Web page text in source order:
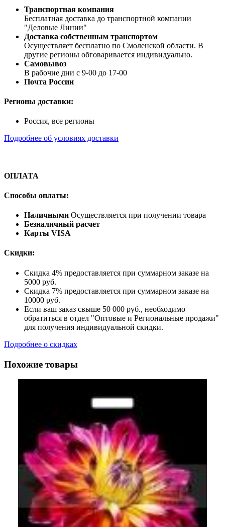
Транспортная компания
Бесплатная доставка до транспортной компании
"Деловые Линии"
Доставка собственным транспортом
Осуществляет бесплатно по Смоленской области. В
другие регионы обговаривается индивидуально.
Самовывоз
В рабочие дни с 9-00 до 17-00
Почта России
Регионы доставки:
Россия, все регионы
Подробнее об условиях доставки
ОПЛАТА
Способы оплаты:
Наличными Осуществляется при получении товара
Безналичный расчет
Карты VISA
Скидки:
Скидка 4% предоставляется при суммарном заказе на
5000 руб.
Скидка 7% предоставляется при суммарном заказе на
10000 руб.
Если ваш заказ свыше 50 000 руб., необходимо
обратиться в отдел "Оптовые и Региональные продажи"
для получения индивидуальной скидки.
Подробнее о скидках
Похожие товары